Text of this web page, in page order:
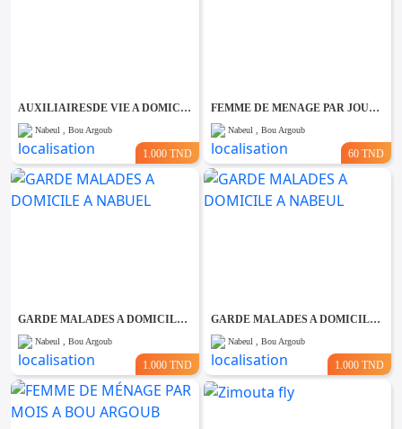
AUXILIAIRESDE VIE A DOMICILE A NABEUL
Nabeul , Bou Argoub
1.000 TND
FEMME DE MENAGE PAR JOUR A NABEUL
Nabeul , Bou Argoub
60 TND
GARDE MALADES A DOMICILE A NABUEL
Nabeul , Bou Argoub
1.000 TND
GARDE MALADES A DOMICILE A NABEUL
Nabeul , Bou Argoub
1.000 TND